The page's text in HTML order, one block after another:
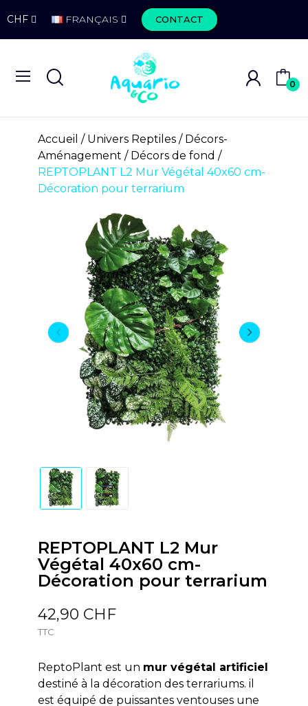
CHF FRANÇAIS CONTACT
0
Accueil Univers Reptiles
Décors-
Aménagement
Décors de fond
REPTOPLANT L2 Mur Végétal 40x60 cm-
Décoration pour terrarium
REPTOPLANT L2 Mur
Végétal 40x60 cm-
Décoration pour terrarium
42,90 CHF
TTC
ReptoPlant est un mur végétal artificiel
destiné à la décoration des terrariums. il
est équipé de puissantes ventouses une